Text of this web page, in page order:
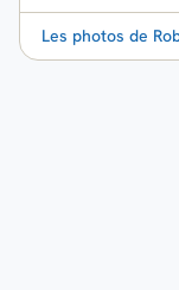
Les photos de